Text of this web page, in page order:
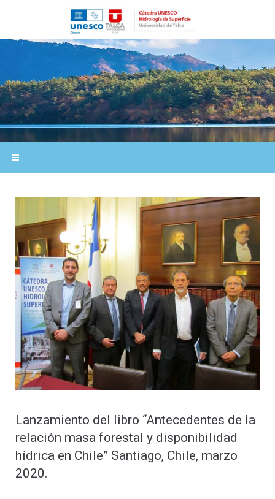
Lanzamiento del libro “Antecedentes de la
relación masa forestal y disponibilidad
hídrica en Chile” Santiago, Chile, marzo
2020.